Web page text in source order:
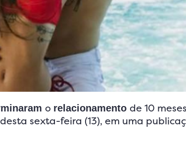
o relacionamento de 10
sexta-feira (13), em uma